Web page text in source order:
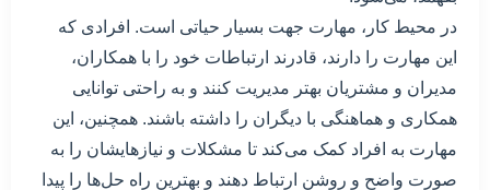
در محیط کار، مهارت جهت بسیار حیاتی است. افرادی که
این مهارت را دارند، قادرند ارتباطات خود را با همکاران،
مدیران و مشتریان بهتر مدیریت کنند و به راحتی توانایی
همکاری و هماهنگی با دیگران را داشته باشند. همچنین، این
مهارت به افراد کمک می‌کند تا مشکلات و نیازهایشان را به
صورت واضح و روشن ارتباط دهند و بهترین راه حل‌ها را پیدا